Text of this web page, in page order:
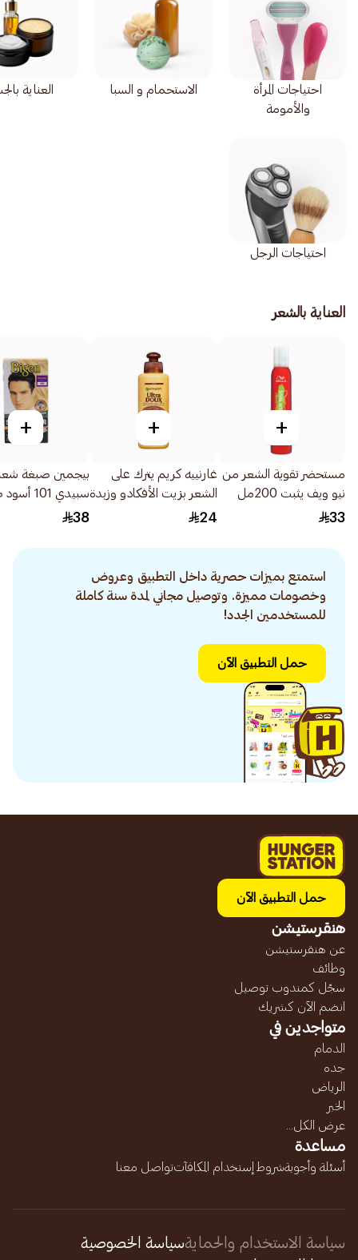
احتياجات المرأة
والأمومة
الاستحمام و السبا العناية
احتياجات الرجل
العناية بالشعر
+
مستحضر تقوية الشعر من
نيو ويف يثبت 200مل
33
+
غارنييه كريم يترك على
الشعر بزيت الأفكادو وزبدة
الشيا 200مل
24
+
بيجمين صبغة
سبيدي 101
80جرام
38
استمتع بميزات حصرية داخل التطبيق وعروض
وخصومات مميزة. وتوصيل مجاني لمدة سنة كاملة
للمستخدمين الجدد!
حمل التطبيق الآن
حمل التطبيق الآن
هنقرستيشن
عن هنقرستيشن
وظائف
سجّل كمندوب توصيل
انضم الآن كشريك
متواجدين في
الدمام
جده
الرياض
الخبر
عرض الكل...
مساعدة
أسئلة وأجوبةشروط إستخدام المكافآتتواصل معنا
سياسة الاستخدام والحمايةسياسة الخصوصية